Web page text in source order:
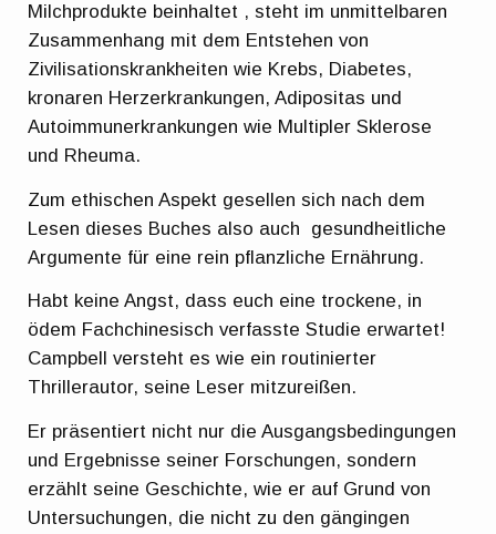
Milchprodukte beinhaltet , steht im unmittelbaren
Zusammenhang mit dem Entstehen von
Zivilisationskrankheiten wie Krebs, Diabetes,
kronaren Herzerkrankungen, Adipositas und
Autoimmunerkrankungen wie Multipler Sklerose
und Rheuma.
Zum ethischen Aspekt gesellen sich nach dem
Lesen dieses Buches also auch gesundheitliche
Argumente für eine rein pflanzliche Ernährung.
Habt keine Angst, dass euch eine trockene, in
ödem Fachchinesisch verfasste Studie erwartet!
Campbell versteht es wie ein routinierter
Thrillerautor, seine Leser mitzureißen.
Er präsentiert nicht nur die Ausgangsbedingungen
und Ergebnisse seiner Forschungen, sondern
erzählt seine Geschichte, wie er auf Grund von
Untersuchungen, die nicht zu den gängingen